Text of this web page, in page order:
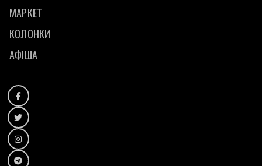
МАРКЕТ
КОЛОНКИ
АФІША